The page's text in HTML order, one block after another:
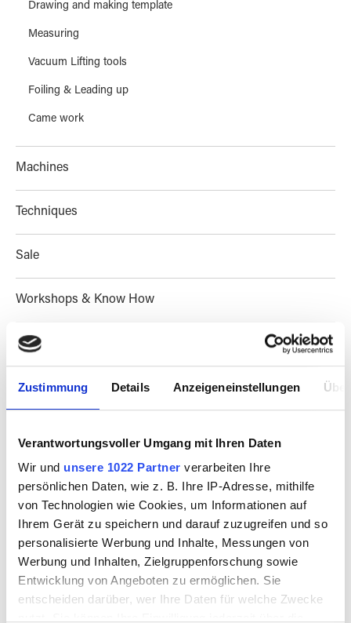
Zustimmung Details Anzeigeneinstellungen
Verantwortungsvoller Umgang mit Ihren Daten
Wir und unsere 1022 Partner verarbeiten Ihre
persönlichen Daten, wie z. B. Ihre IP-Adresse, mithilfe
von Technologien wie Cookies, um Informationen auf
Ihrem Gerät zu speichern und darauf zuzugreifen und so
personalisierte Werbung und Inhalte, Messungen von
Werbung und Inhalten, Zielgruppenforschung sowie
Entwicklung von Angeboten zu ermöglichen. Sie
entscheiden darüber, wer Ihre Daten für welche Zwecke
Drawing and making template
Measuring
Vacuum Lifting tools
Foiling & Leading up
Came work
Machines
Techniques
Sale
Workshops & Know How
Arrange a visit
Magazines & Culture
SALE